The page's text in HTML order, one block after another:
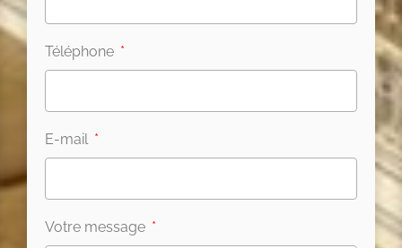
Téléphone
E-mail
Votre message